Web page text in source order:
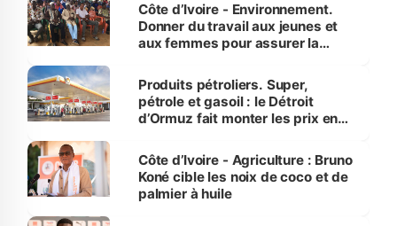
Côte d’Ivoire - Environnement.
Donner du travail aux jeunes et
aux femmes pour assurer la
menacées
Produits pétroliers. Super,
pétrole et gasoil : le Détroit
d’Ormuz fait monter les prix en
Côte d’Ivoire - Agriculture : Bruno
Koné cible les noix de coco et de
palmier à huile